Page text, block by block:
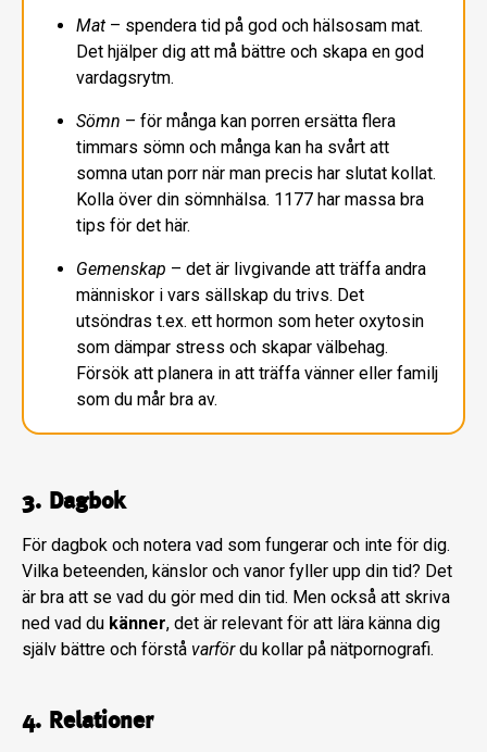
Mat – spendera tid på god och hälsosam mat.
Det hjälper dig att må bättre och skapa en god
vardagsrytm.
Sömn – för många kan porren ersätta flera
timmars sömn och många kan ha svårt att
somna utan porr när man precis har slutat kollat.
Kolla över din sömnhälsa. 1177 har massa bra
tips för det här.
Gemenskap – det är livgivande att träffa andra
människor i vars sällskap du trivs. Det
utsöndras t.ex. ett hormon som heter oxytosin
som dämpar stress och skapar välbehag.
Försök att planera in att träffa vänner eller familj
som du mår bra av.
3. Dagbok
För dagbok och notera vad som fungerar och inte för dig.
Vilka beteenden, känslor och vanor fyller upp din tid? Det
är bra att se vad du gör med din tid. Men också att skriva
ned vad du känner, det är relevant för att lära känna dig
själv bättre och förstå varfördu kollar på nätpornografi.
4. Relationer